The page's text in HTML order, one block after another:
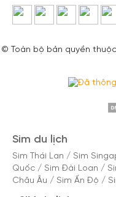
© Toàn bộ bản quyền
Sim du lịch
Sim Thái Lan / Sim
Quốc / Sim Đài Loan /
Châu Âu / Sim Ấn Độ /